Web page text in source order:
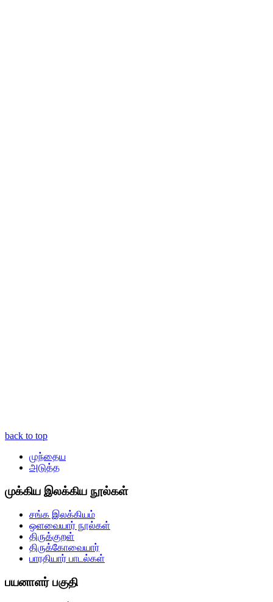
back to top
முந்தைய
அடுத்த
முக்கிய இலக்கிய நூல்கள்
சங்க இலக்கியம்
ஒளவையார் நூல்கள்
திருக்குறள்
திருக்கோவையார்
பாரதியார் பாடல்கள்
பயனாளர் பகுதி